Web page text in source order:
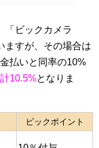
「ビックカメラ
ますが、その場合は
払いと同率の10%
10.5%となりま
ビックポイント